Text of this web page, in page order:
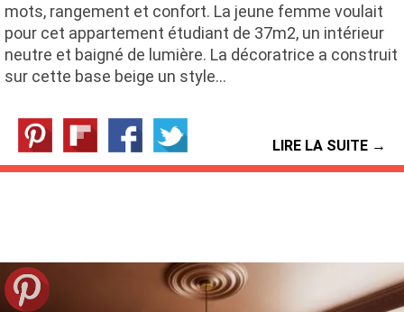
mots, rangement et confort. La jeune femme voulait
pour cet appartement étudiant de 37m2, un intérieur
neutre et baigné de lumière. La décoratrice a construit
sur cette base beige un style…
LIRE LA SUITE →